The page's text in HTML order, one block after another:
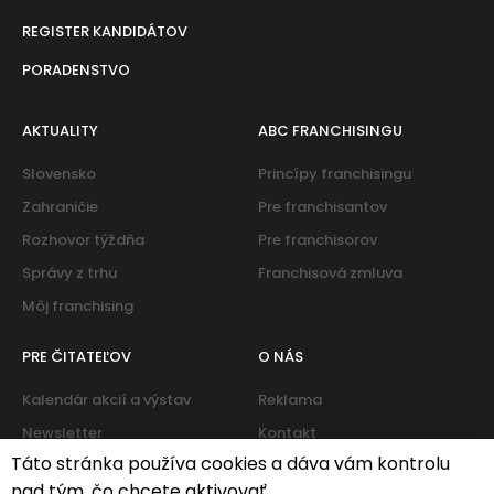
REGISTER KANDIDÁTOV
PORADENSTVO
AKTUALITY
Slovensko
Zahraničie
Rozhovor týždňa
Správy z trhu
Môj franchising
ABC FRANCHISINGU
Princípy franchisingu
Pre franchisantov
Pre franchisorov
Franchisová zmluva
PRE ČITATEĽOV
Kalendár akcií a výstav
Newsletter
O NÁS
Reklama
Kontakt
Táto stránka používa cookies a dáva vám kontrolu